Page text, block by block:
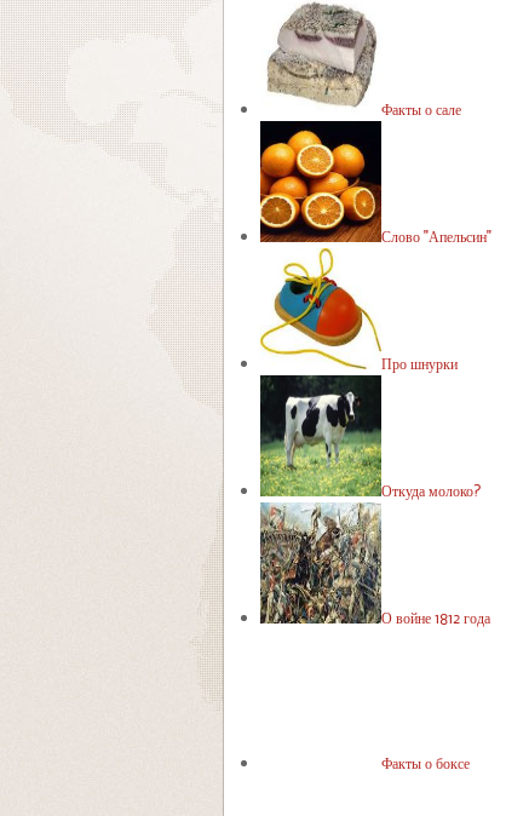
Факты о сале
Слово "Апельсин"
Про шнурки
Откуда молоко?
О войне 1812 года
Факты о боксе